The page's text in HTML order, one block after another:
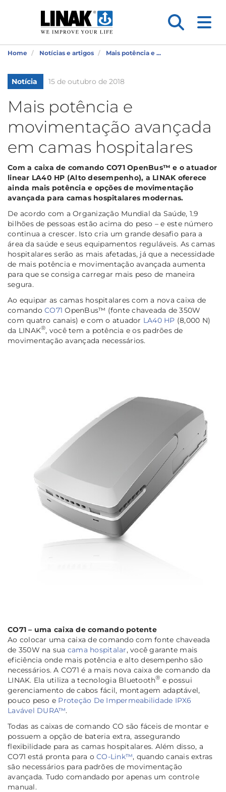
Home Notícias e artigos Mais potência e ...
Notícia 15 de outubro de 2018
Mais potência e
movimentação avançada
em camas hospitalares
Com a caixa de comando CO71 OpenBus™ e o atuador
linear LA40 HP (Alto desempenho), a LINAK oferece
ainda mais potência e opções de movimentação
avançada para camas hospitalares modernas.
De acordo com a Organização Mundial da Saúde, 1.9
bilhões de pessoas estão acima do peso – e este número
continua a crescer. Isto cria um grande desafio para a
área da saúde e seus equipamentos reguláveis. As camas
hospitalares serão as mais afetadas, já que a necessidade
de mais potência e movimentação avançada aumenta
para que se consiga carregar mais peso de maneira
segura.
Ao equipar as camas hospitalares com a nova caixa de
comando CO71 OpenBus™ (fonte chaveada de 350W
com quatro canais) e com o atuador LA40 HP (8,000 N)
da LINAK®, você tem a potência e os padrões de
movimentação avançada necessários.
CO71 – uma caixa de comando potente
Ao colocar uma caixa de comando com fonte chaveada
de 350W na sua cama hospitalar, você garante mais
eficiência onde mais potência e alto desempenho são
necessários. A CO71 é a mais nova caixa de comando da
LINAK. Ela utiliza a tecnologia Bluetooth® e possui
gerenciamento de cabos fácil, montagem adaptável,
pouco peso e Proteção De Impermeabilidade IPX6
Lavável DURA™.
Todas as caixas de comando CO são fáceis de montar e
possuem a opção de bateria extra, assegurando
flexibilidade para as camas hospitalares. Além disso, a
CO71 está pronta para o CO-Link™, quando canais extras
são necessários para padrões de movimentação
avançada. Tudo comandado por apenas um controle
manual.